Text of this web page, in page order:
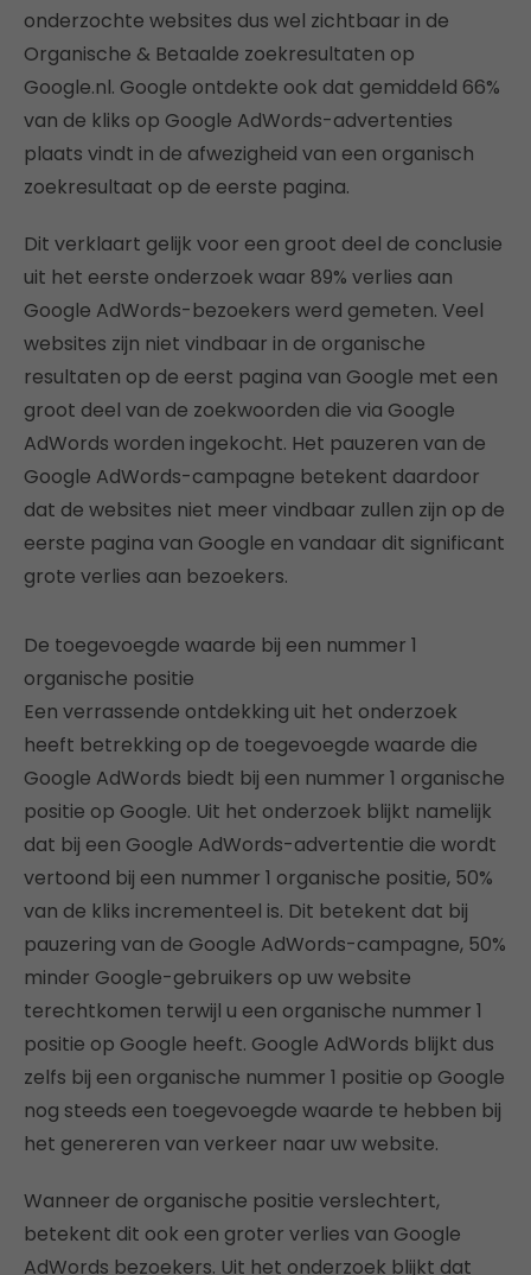
onderzochte websites dus wel zichtbaar in de
Organische & Betaalde zoekresultaten op
Google.nl. Google ontdekte ook dat gemiddeld 66%
van de kliks op Google AdWords-advertenties
plaats vindt in de afwezigheid van een organisch
zoekresultaat op de eerste pagina.
Dit verklaart gelijk voor een groot deel de conclusie
uit het eerste onderzoek waar 89% verlies aan
Google AdWords-bezoekers werd gemeten. Veel
websites zijn niet vindbaar in de organische
resultaten op de eerst pagina van Google met een
groot deel van de zoekwoorden die via Google
AdWords worden ingekocht. Het pauzeren van de
Google AdWords-campagne betekent daardoor
dat de websites niet meer vindbaar zullen zijn op de
eerste pagina van Google en vandaar dit significant
grote verlies aan bezoekers.
De toegevoegde waarde bij een nummer 1
organische positie
Een verrassende ontdekking uit het onderzoek
heeft betrekking op de toegevoegde waarde die
Google AdWords biedt bij een nummer 1 organische
positie op Google. Uit het onderzoek blijkt namelijk
dat bij een Google AdWords-advertentie die wordt
vertoond bij een nummer 1 organische positie, 50%
van de kliks incrementeel is. Dit betekent dat bij
pauzering van de Google AdWords-campagne, 50%
minder Google-gebruikers op uw website
terechtkomen terwijl u een organische nummer 1
positie op Google heeft. Google AdWords blijkt dus
zelfs bij een organische nummer 1 positie op Google
nog steeds een toegevoegde waarde te hebben bij
het genereren van verkeer naar uw website.
Wanneer de organische positie verslechtert,
betekent dit ook een groter verlies van Google
AdWords bezoekers. Uit het onderzoek blijkt dat